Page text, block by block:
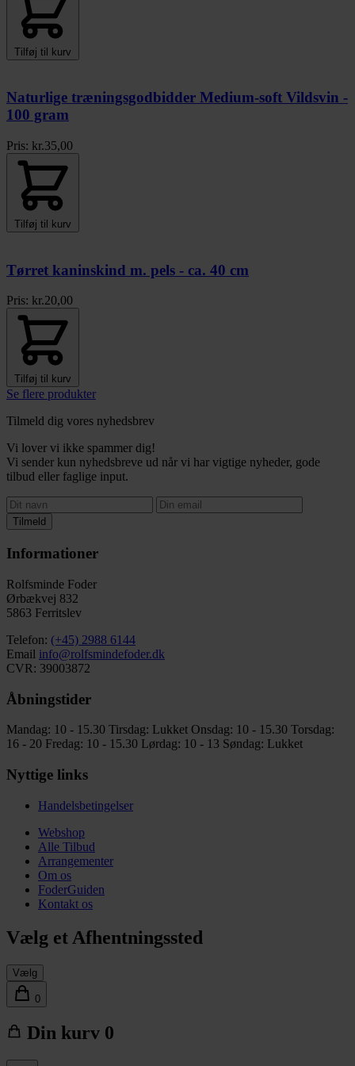
Tilføj til kurv
Naturlige træningsgodbidder Medium-soft Vildsvin -
100 gram
Pris: kr.35,00
Tilføj til kurv
Tørret kaninskind m. pels - ca. 40 cm
Pris: kr.20,00
Tilføj til kurv
Se flere produkter
Tilmeld dig vores nyhedsbrev
Vi lover vi ikke spammer dig!
Vi sender kun nyhedsbreve ud når vi har vigtige nyheder, gode
tilbud eller faglige input.
Tilmeld
Informationer
Rolfsminde Foder
Ørbækvej 832
5863 Ferritslev
Telefon: (+45) 2988 6144
Email info@rolfsmindefoder.dk
CVR: 39003872
Åbningstider
Mandag: 10 - 15.30 Tirsdag: Lukket Onsdag: 10 - 15.30 Torsdag:
16 - 20 Fredag: 10 - 15.30 Lørdag: 10 - 13 Søndag: Lukket
Nyttige links
Handelsbetingelser
Webshop
Alle Tilbud
Arrangementer
Om os
FoderGuiden
Kontakt os
Vælg et Afhentningssted
Vælg
0
Din kurv 0